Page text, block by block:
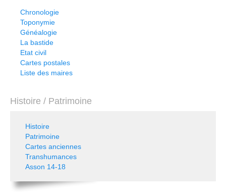
Chronologie
Toponymie
Généalogie
La bastide
Etat civil
Cartes postales
Liste des maires
Histoire / Patrimoine
Histoire
Patrimoine
Cartes anciennes
Transhumances
Asson 14-18